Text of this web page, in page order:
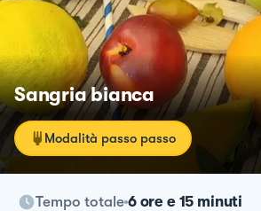
Sangria bianca
Modalità passo passo
Tempo totale 6 ore e 15 minuti